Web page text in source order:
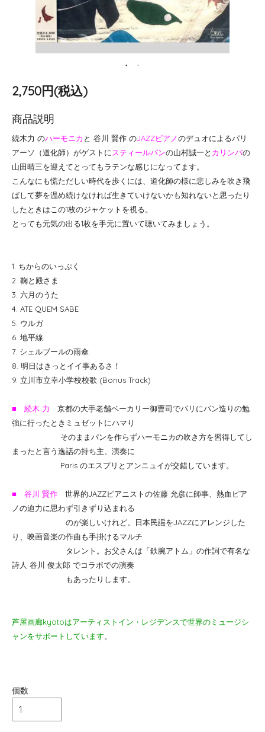
2,750円(税込)
商品説明
続木力 のハーモニカ と 谷川 賢作 のJAZZピアノのデュオによるパリ
アーソ（道化師）がゲストに スティールパンの山村誠一と カリンバの
山田晴三を迎えてとってもラテンな感じになってます。
こんなにも慌ただしい時代を歩くには、道化師の様に悲しみを吹き飛
ばして夢を温め続けなければ生きていけないかも知れないと思ったり
したときはこの1枚のジャケットを視る。
とっても元気の出る1枚を手元に置いて聴いてみましょう。
1. ちからのいっぷく
2. 鞠と殿さま
3. 六月のうた
4. ATE QUEM SABE
5. ウルガ
6. 地平線
7. シェルブールの雨傘
8. 明日はきっとイイ事あるさ！
9. 立川市立幸小学校校歌 (Bonus Track)
■ 続木 力
京都の大手老舗ベーカリー御曹司でパリにパン造りの勉
強に行ったときミュゼットにハマり
そのままパンを作らずハーモニカの吹き方を習得してし
まったと言う逸話の持ち主、演奏に
Paris のエスプリとアンニュイが交錯しています。
■ 谷川 賢作 世界的JAZZピアニストの佐藤 允彦に師事、熱血ピア
ノの迫力に思わず引きずり込まれる
のが楽しいけれど。日本民謡をJAZZにアレンジした
り、映画音楽の作曲も手掛けるマルチ
タレント。お父さんは「鉄腕アトム」の作詞で有名な
詩人 谷川 俊太郎 でコラボでの演奏
もあったりします。
芦屋画廊kyotoはアーティストイン・レジデンスで世界のミュージシ
ャンをサポートしています。
個数